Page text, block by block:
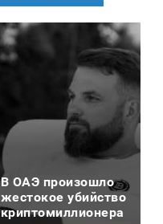
В ОАЭ произошло
жестокое убийство
криптомиллионера